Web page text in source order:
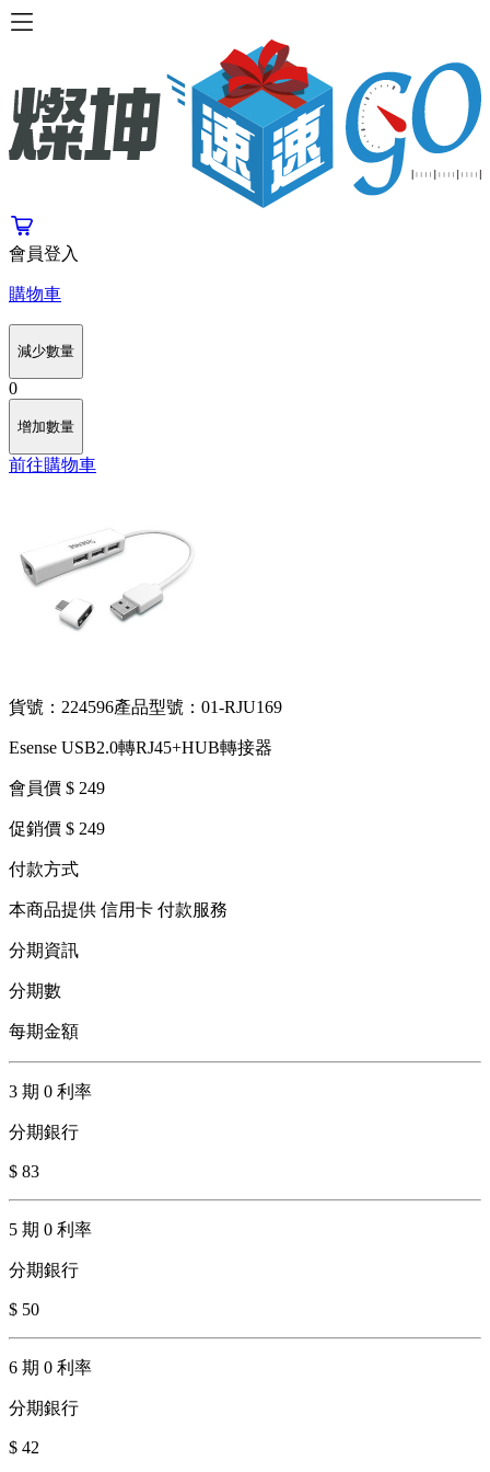
會員登入
購物車
減少數量
0
增加數量
前往購物車
貨號：224596產品型號：01-RJU169
Esense USB2.0轉RJ45+HUB轉接器
會員價 $ 249
促銷價 $ 249
付款方式
本商品提供 信用卡 付款服務
分期資訊
分期數
每期金額
3 期 0 利率
分期銀行
$ 83
5 期 0 利率
分期銀行
$ 50
6 期 0 利率
分期銀行
$ 42